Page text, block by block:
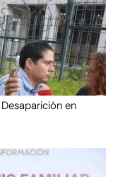
en